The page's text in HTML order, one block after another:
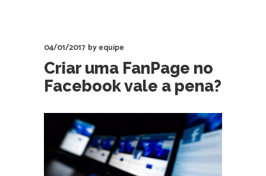
04/01/2017 byequipe
Criar uma FanPage no
Facebook vale a pena?